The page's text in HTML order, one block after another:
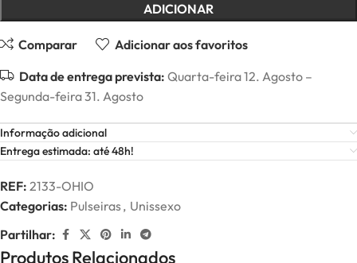
ADICIONAR
Comparar Adicionar aos favoritos
Data de entrega prevista: Quarta-feira 12. Agosto –
Segunda-feira 31. Agosto
Informação adicional
Entrega estimada: até 48h!
REF: 2133-OHIO
Categorias: Pulseiras, Unissexo
Partilhar:
Produtos Relacionados